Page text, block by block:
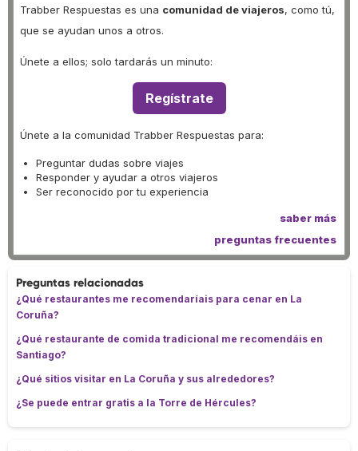
Trabber Respuestas es una comunidad de viajeros, como tú,
que se ayudan unos a otros.
Únete a ellos; solo tardarás un minuto:
Regístrate
Únete a la comunidad Trabber Respuestas para:
Preguntar dudas sobre viajes
Responder y ayudar a otros viajeros
Ser reconocido por tu experiencia
saber más
preguntas frecuentes
Preguntas relacionadas
¿Qué restaurantes me recomendaríais para cenar en La
Coruña?
¿Qué restaurante de comida tradicional me recomendáis en
Santiago?
¿Qué sitios visitar en La Coruña y sus alrededores?
¿Se puede entrar gratis a la Torre de Hércules?